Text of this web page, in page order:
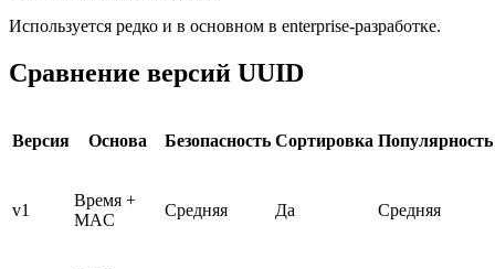
Используется редко и в основном в enterprise-разработке.
Сравнение версий UUID
Версия Основа Безопасность Сортировка Популярность
v1
Время +
MAC
Средняя Да Средняя